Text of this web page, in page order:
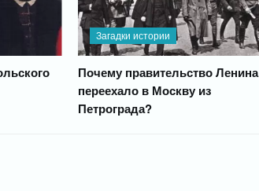
Загадки истории
Почему правительство Ленина
переехало в Москву из
Петрограда?